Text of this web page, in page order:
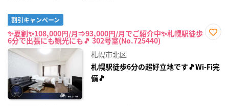
割引キャンペーン
✨夏割✨108,000円/月⇒93,000円/月でご紹介中✨札幌駅徒歩
6分で出張にも観光にも🎵 302号室(No.725440)
録
札幌市北区
札幌駅徒歩6分の超好立地です🎵Wi-Fi完
備🎵